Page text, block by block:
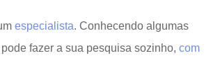
especialista. Conhecendo algumas
fazer a sua pesquisa sozinho, com